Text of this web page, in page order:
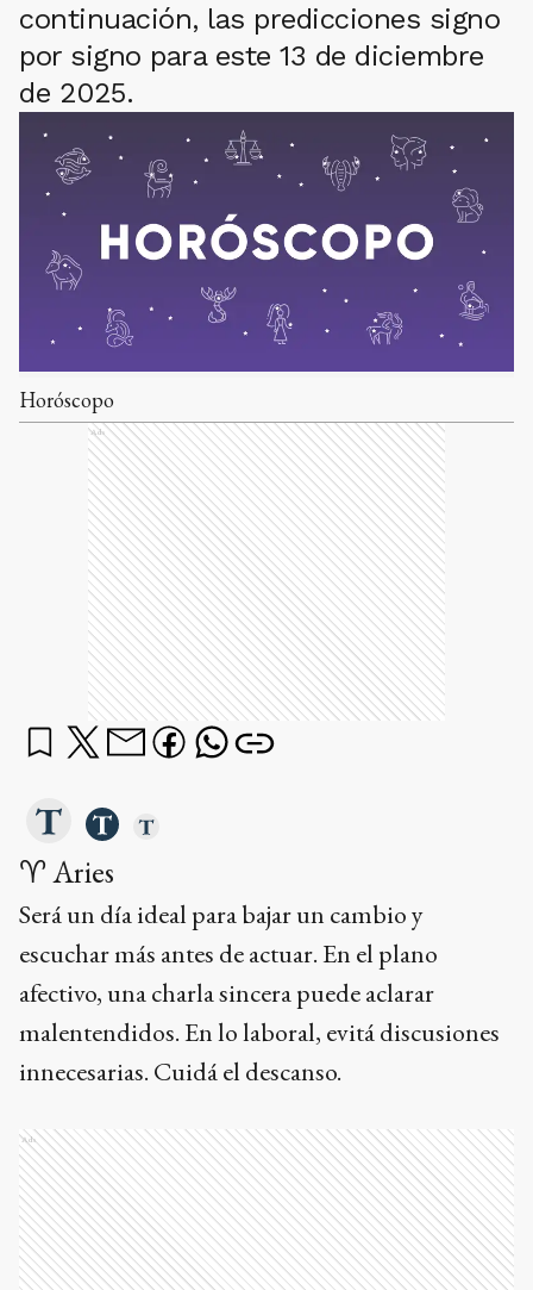
continuación, las predicciones signo
por signo para este 13 de diciembre
de 2025.
Horóscopo
Ads
♈ Aries
Será un día ideal para bajar un cambio y
escuchar más antes de actuar. En el plano
afectivo, una charla sincera puede aclarar
malentendidos. En lo laboral, evitá discusiones
innecesarias. Cuidá el descanso.
Ads